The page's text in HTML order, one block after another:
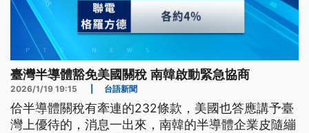
臺灣半導體豁免美國關稅 南韓啟動緊急協商
2026/1/19 19:15 台語新聞
佮半導體關稅有牽連的232條款，美國也答應講予臺
灣上優待的，消息一出來，南韓的半導體企業皮隨繃